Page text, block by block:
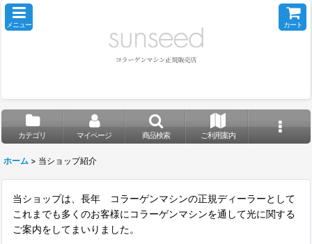
メニュー カート
カテゴリ マイページ 商品検索 ご利用案内
ホーム > 当ショップ紹介
当ショップは、長年 コラーゲンマシンの正規ディーラーとして
これまでも多くのお客様にコラーゲンマシンを通して光に関する
ご案内をしてまいりました。